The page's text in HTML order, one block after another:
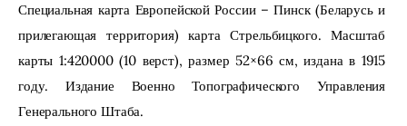
Специальная карта Европейской России – Пинск (Беларусь и
прилегающая территория) карта Стрельбицкого. Масштаб
карты 1:420000 (10 верст), размер 52×66 см, издана в 1915
году. Издание Военно Топографического Управления
Генерального Штаба.